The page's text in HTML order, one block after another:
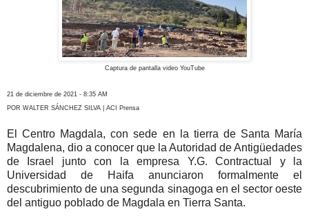
Captura de pantalla video YouTube
21 de diciembre de 2021 - 8:35 AM
POR WALTER SÁNCHEZ SILVA | ACI Prensa
El Centro Magdala, con sede en la tierra de Santa María
Magdalena, dio a conocer que la Autoridad de Antigüedades
de Israel junto con la empresa Y.G. Contractual y la
Universidad de Haifa anunciaron formalmente el
descubrimiento de una segunda sinagoga en el sector oeste
del antiguo poblado de Magdala en Tierra Santa.